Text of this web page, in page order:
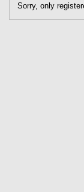
Sorry, only